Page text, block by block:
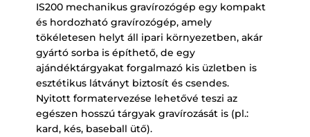
IS200 mechanikus gravírozógép egy kompakt
és hordozható gravírozógép, amely
tökéletesen helyt áll ipari környezetben, akár
gyártó sorba is építhető, de egy
ajándéktárgyakat forgalmazó kis üzletben is
esztétikus látványt biztosít és csendes.
Nyitott formatervezése lehetővé teszi az
egészen hosszú tárgyak gravírozását is (pl.:
kard, kés, baseball ütő).